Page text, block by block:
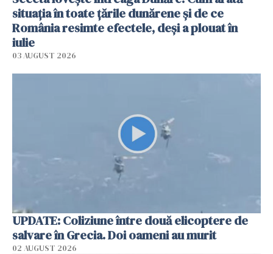
situația în toate țările dunărene și de ce
România resimte efectele, deși a plouat în
iulie
03 AUGUST 2026
UPDATE: Coliziune între două elicoptere de
salvare în Grecia. Doi oameni au murit
02 AUGUST 2026